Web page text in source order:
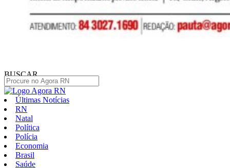
BUSCAR
Últimas Notícias
RN
Natal
Política
Polícia
Economia
Brasil
Saúde